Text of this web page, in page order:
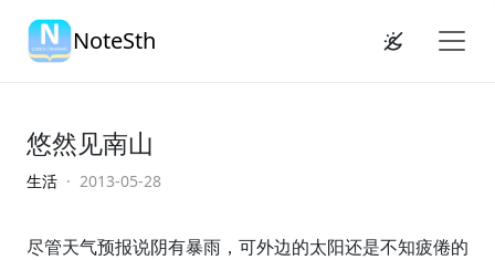
NoteSth
悠然见南山
生活 · 2013-05-28
尽管天气预报说阴有暴雨，可外边的太阳还是不知疲倦的